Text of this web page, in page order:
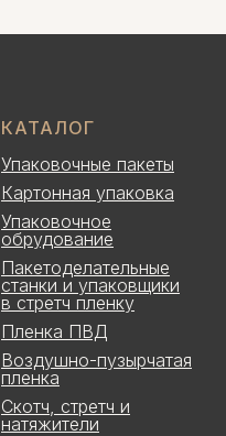
КАТАЛОГ
Упаковочные пакеты
Картонная упаковка
Упаковочное
обрудование
Пакетоделательные
станки и упаковщики
в стретч пленку
Пленка ПВД
Воздушно-пузырчатая
пленка
Скотч, стретч и
натяжители